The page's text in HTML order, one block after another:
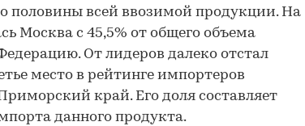
половины всей ввозимой продукции. На
Москва с 45,5% от общего объема
От лидеров далеко отстал
место в рейтинге импортеров
край. Его доля составляет
данного продукта.